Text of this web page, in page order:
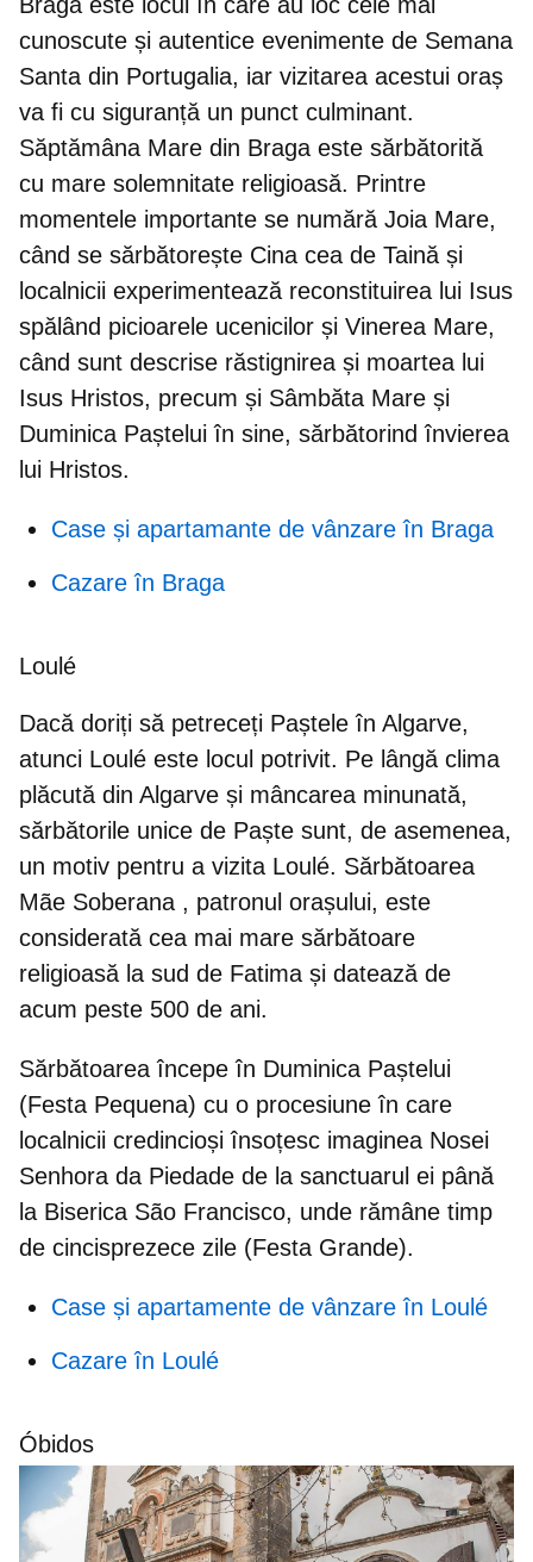
cunoscute și autentice evenimente de Semana
Santa din Portugalia, iar vizitarea acestui oraș
va fi cu siguranță un punct culminant.
Săptămâna Mare din Braga este sărbătorită
cu mare solemnitate religioasă. Printre
momentele importante se numără Joia Mare,
când se sărbătorește Cina cea de Taină și
localnicii experimentează reconstituirea lui Isus
spălând picioarele ucenicilor și Vinerea Mare,
când sunt descrise răstignirea și moartea lui
Isus Hristos, precum și Sâmbăta Mare și
Duminica Paștelui în sine, sărbătorind învierea
lui Hristos.
Case și apartamante de vânzare în Braga
Cazare în Braga
Loulé
Dacă doriți să petreceți Paștele în Algarve,
atunci Loulé este locul potrivit. Pe lângă clima
plăcută din Algarve și mâncarea minunată,
sărbătorile unice de Paște sunt, de asemenea,
un motiv pentru a vizita Loulé. Sărbătoarea
Mãe Soberana , patronul orașului, este
considerată cea mai mare sărbătoare
religioasă la sud de Fatima și datează de
acum peste 500 de ani.
Sărbătoarea începe în Duminica Paștelui
(Festa Pequena) cu o procesiune în care
localnicii credincioși însoțesc imaginea Nosei
Senhora da Piedade de la sanctuarul ei până
la Biserica São Francisco, unde rămâne timp
de cincisprezece zile (Festa Grande).
Case și apartamente de vânzare în Loulé
Cazare în Loulé
Óbidos